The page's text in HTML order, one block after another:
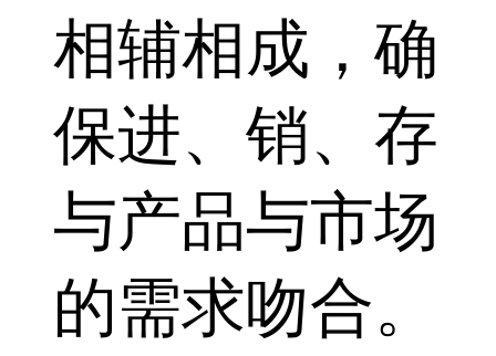
相辅相成，确
保进、销、存
与产品与市场
的需求吻合。